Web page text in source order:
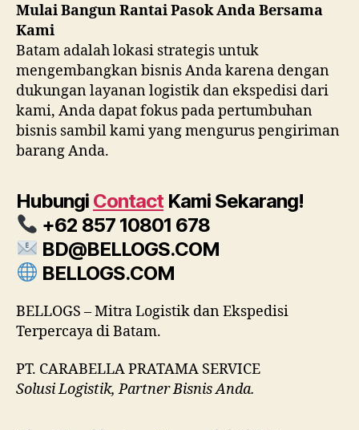
Mulai Bangun Rantai Pasok Anda Bersama
Kami
Batam adalah lokasi strategis untuk
mengembangkan bisnis Anda karena dengan
dukungan layanan logistik dan ekspedisi dari
kami, Anda dapat fokus pada pertumbuhan
bisnis sambil kami yang mengurus pengiriman
barang Anda.
Hubungi ContactKami Sekarang!
+62 857 10801 678
BD@BELLOGS.COM
BELLOGS.COM
BELLOGS – Mitra Logistik dan Ekspedisi
Terpercaya di Batam.
PT. CARABELLA PRATAMA SERVICE
Solusi Logistik, Partner Bisnis Anda.